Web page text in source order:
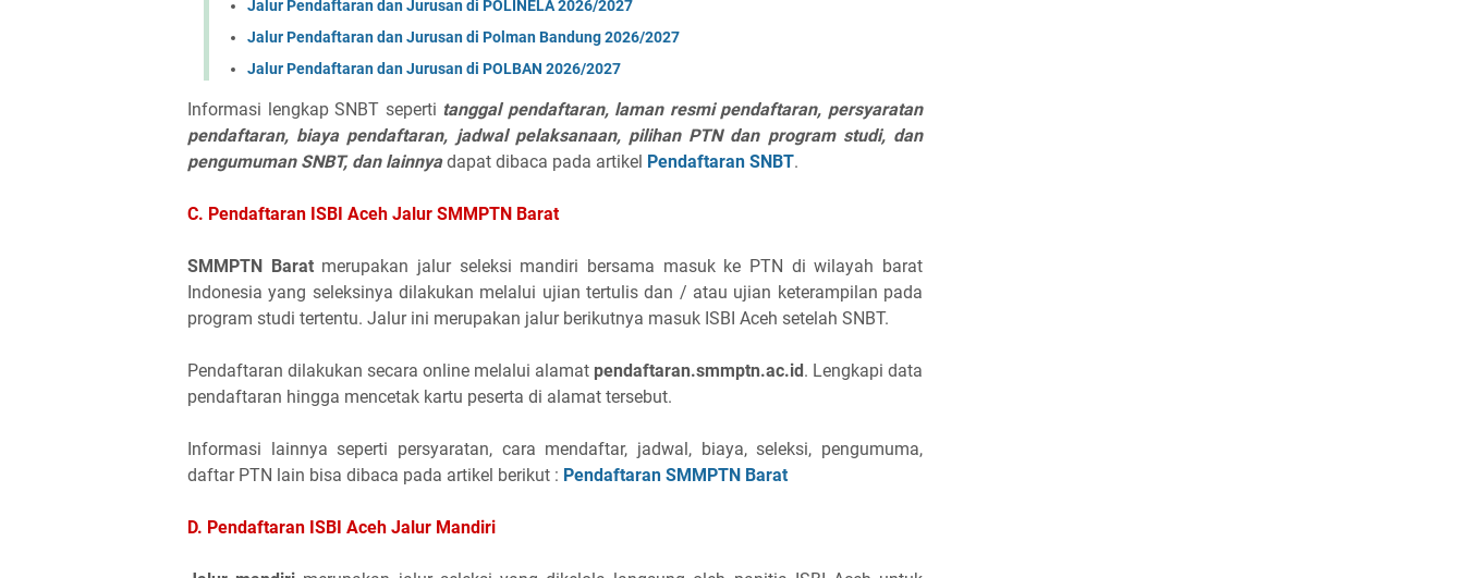
Jalur Pendaftaran dan Jurusan di POLINELA 2026/2027
Jalur Pendaftaran dan Jurusan di Polman Bandung 2026/2027
Jalur Pendaftaran dan Jurusan di POLBAN 2026/2027
Informasi lengkap SNBT seperti tanggal pendaftaran, laman resmi pendaftaran, persyaratan
pendaftaran, biaya pendaftaran, jadwal pelaksanaan, pilihan PTN dan program studi, dan
pengumuman SNBT, dan lainnyadapat dibaca pada artikel Pendaftaran SNBT.
C. Pendaftaran ISBI Aceh Jalur SMMPTN Barat
SMMPTN Baratmerupakan jalur seleksi mandiri bersama masuk ke PTN di wilayah barat
Indonesia yang seleksinya dilakukan melalui ujian tertulis dan / atau ujian keterampilan pada
program studi tertentu. Jalur ini merupakan jalur berikutnya masuk ISBI Aceh setelah SNBT.
Pendaftaran dilakukan secara online melalui alamat pendaftaran.smmptn.ac.id. Lengkapi data
pendaftaran hingga mencetak kartu peserta di alamat tersebut.
Informasi lainnya seperti persyaratan, cara mendaftar, jadwal, biaya, seleksi, pengumuma,
daftar PTN lain bisa dibaca pada artikel berikut : Pendaftaran SMMPTN Barat
D. Pendaftaran ISBI Aceh Jalur Mandiri